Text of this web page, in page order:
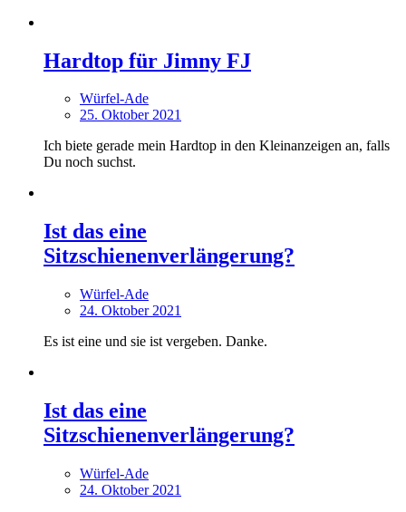
Hardtop für Jimny FJ
Würfel-Ade
25. Oktober 2021
Ich biete gerade mein Hardtop in den Kleinanzeigen an, falls
Du noch suchst.
Ist das eine
Sitzschienenverlängerung?
Würfel-Ade
24. Oktober 2021
Es ist eine und sie ist vergeben. Danke.
Ist das eine
Sitzschienenverlängerung?
Würfel-Ade
24. Oktober 2021